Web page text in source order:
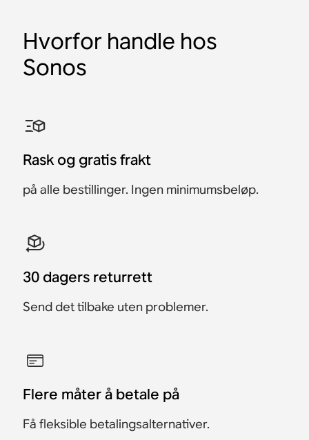
Hvorfor handle hos
Sonos
Rask og gratis frakt
på alle bestillinger. Ingen minimumsbeløp.
30 dagers returrett
Send det tilbake uten problemer.
Flere måter å betale på
Få fleksible betalingsalternativer.